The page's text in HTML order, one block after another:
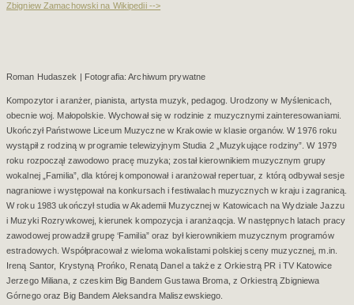
Zbigniew Zamachowski na Wikipedii -->
Roman Hudaszek | Fotografia: Archiwum prywatne
Kompozytor i aranżer, pianista, artysta muzyk, pedagog. Urodzony w Myślenicach,
obecnie woj. Małopolskie. Wychował się w rodzinie z muzycznymi zainteresowaniami.
Ukończył Państwowe Liceum Muzyczne w Krakowie w klasie organów. W 1976 roku
wystąpił z rodziną w programie telewizyjnym Studia 2 „Muzykujące rodziny”. W 1979
roku rozpoczął zawodowo pracę muzyka; został kierownikiem muzycznym grupy
wokalnej „Familia”, dla której komponował i aranżował repertuar, z którą odbywał sesje
nagraniowe i występował na konkursach i festiwalach muzycznych w kraju i zagranicą.
W roku 1983 ukończył studia w Akademii Muzycznej w Katowicach na Wydziale Jazzu
i Muzyki Rozrywkowej, kierunek kompozycja i aranżaqcja. W następnych latach pracy
zawodowej prowadził grupę ‘Familia” oraz był kierownikiem muzycznym programów
estradowych. Współpracował z wieloma wokalistami polskiej sceny muzycznej, m.in.
Ireną Santor, Krystyną Prońko, Renatą Danel a także z Orkiestrą PR i TV Katowice
Jerzego Miliana, z czeskim Big Bandem Gustawa Broma, z Orkiestrą Zbigniewa
Górnego oraz Big Bandem Aleksandra Maliszewskiego.